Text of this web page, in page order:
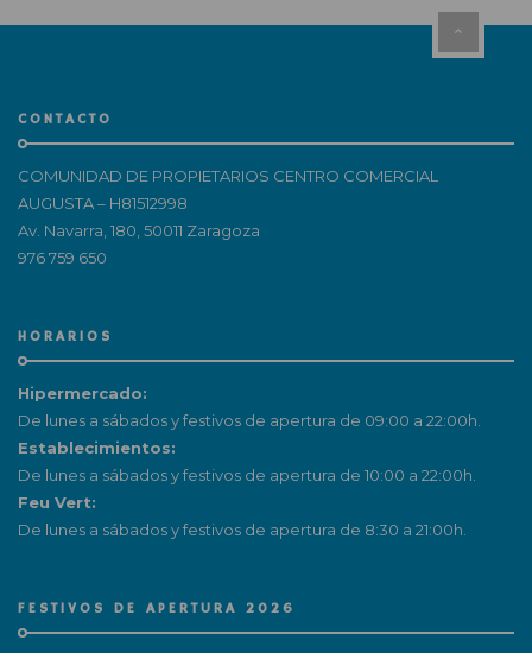
CONTACTO
COMUNIDAD DE PROPIETARIOS CENTRO COMERCIAL
AUGUSTA – H81512998
Av. Navarra, 180, 50011 Zaragoza
976 759 650
HORARIOS
Hipermercado:
De lunes a sábados y festivos de apertura de 09:00 a 22:00h.
Establecimientos:
De lunes a sábados y festivos de apertura de 10:00 a 22:00h.
Feu Vert:
De lunes a sábados y festivos de apertura de 8:30 a 21:00h.
FESTIVOS DE APERTURA 2026